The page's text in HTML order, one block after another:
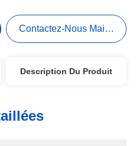
Contactez-Nous Maintenant
Description Du Produit